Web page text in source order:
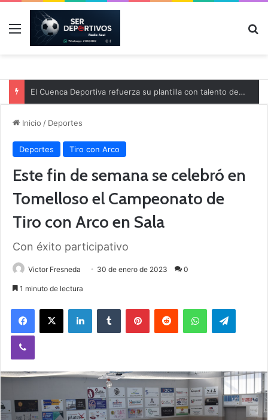
Menú
El Cuenca Deportiva refuerza su plantilla con talento de la comarca
Inicio / Deportes
Deportes Tiro con Arco
Este fin de semana se celebró en
Tomelloso el Campeonato de
Tiro con Arco en Sala
Con éxito participativo
Victor Fresneda 30 de enero de 2023 0
1 minuto de lectura